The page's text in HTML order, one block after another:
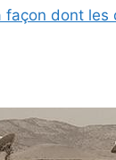
façon dont les